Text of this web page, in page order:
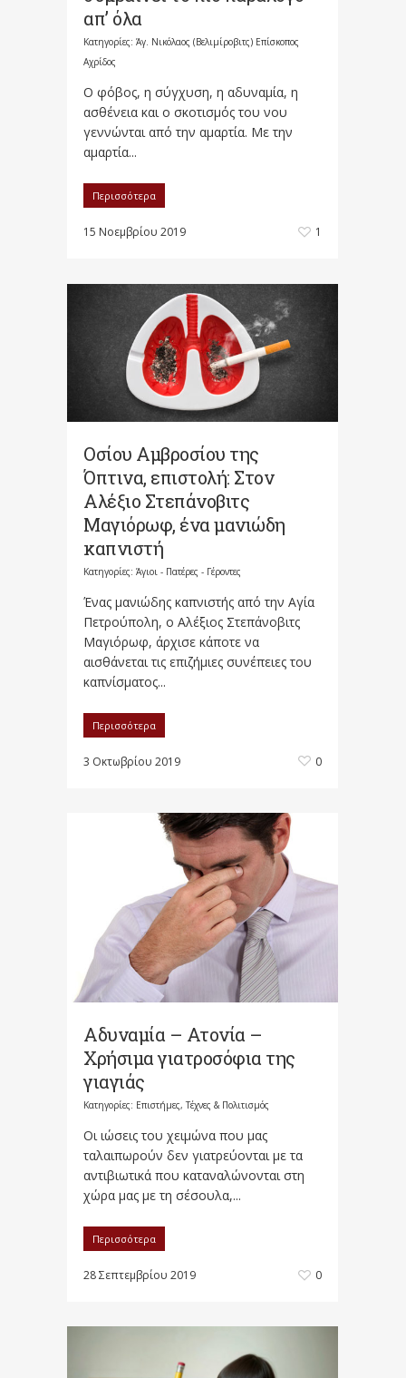
απ’ όλα
Κατηγορίες: Άγ. Νικόλαος (Βελιμίροβιτς) Επίσκοπος
Αχρίδος
Ο φόβος, η σύγχυση, η αδυναμία, η
ασθένεια και ο σκοτισμός του νου
γεννώνται από την αμαρτία. Με την
αμαρτία...
Περισσότερα
15 Νοεμβρίου 2019 1
Οσίου Αμβροσίου της
Όπτινα, επιστολή: Στον
Αλέξιο Στεπάνοβιτς
Μαγιόρωφ, ένα μανιώδη
καπνιστή
Κατηγορίες: Άγιοι - Πατέρες - Γέροντες
Ένας μανιώδης καπνιστής από την Αγία
Πετρούπολη, ο Αλέξιος Στεπάνοβιτς
Μαγιόρωφ, άρχισε κάποτε να
αισθάνεται τις επιζήμιες συνέπειες του
καπνίσματος...
Περισσότερα
3 Οκτωβρίου 2019 0
Αδυναμία – Ατονία –
Χρήσιμα γιατροσόφια της
γιαγιάς
Κατηγορίες: Επιστήμες, Τέχνες & Πολιτισμός
Οι ιώσεις του χειμώνα που μας
ταλαιπωρούν δεν γιατρεύονται με τα
αντιβιωτικά που καταναλώνονται στη
χώρα μας με τη σέσουλα,...
Περισσότερα
28 Σεπτεμβρίου 2019 0